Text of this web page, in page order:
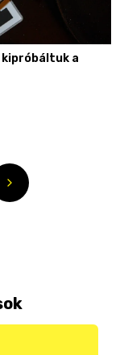
kipróbáltuk a